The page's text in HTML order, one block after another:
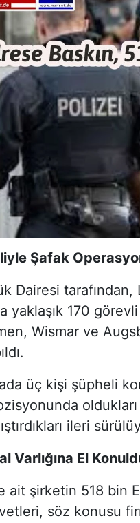
Şafak
Dairesi tarafından,
yaklaşık 170
Wismar ve
üç kişi şüpheli
oldukları
ileri
Varlığına El
ait şirketin 518 bin
söz konusu